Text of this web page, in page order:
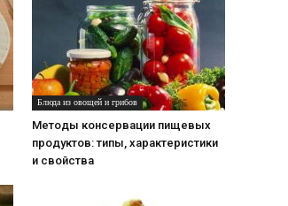
Блюда из овощей и грибов
Методы консервации пищевых
продуктов: типы, характеристики
и свойства